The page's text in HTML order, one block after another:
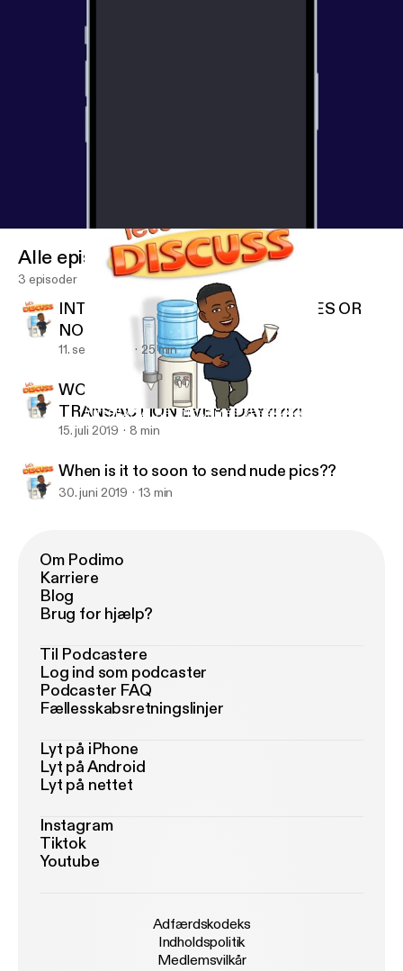
INTERRACIAL RELATIONSHIPS. YES OR NO
Gay N Rose’
Alle episoder
3 episoder
INTERRACIAL RELATIONSHIPS. YES OR
NO
11. sept. 2019 25 min
WOULD YOU GIVE AN ORAL
TRANSACTION EVERYDAY?!?!?!
15. juli 2019 8 min
When is it to soon to send nude pics??
30. juni 2019 13 min
Om Podimo
Karriere
Blog
Brug for hjælp?
Til Podcastere
Log ind som podcaster
Podcaster FAQ
Fællesskabsretningslinjer
Lyt på iPhone
Lyt på Android
Lyt på nettet
Instagram
Tiktok
Youtube
Adfærdskodeks
Indholdspolitik
Medlemsvilkår